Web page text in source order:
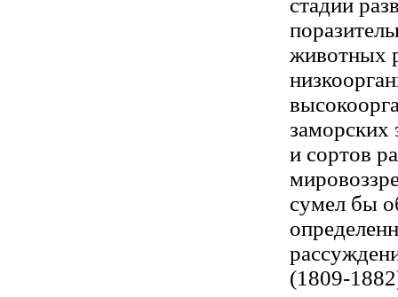
животных
заморских
и сортов
сумел бы
(1809-